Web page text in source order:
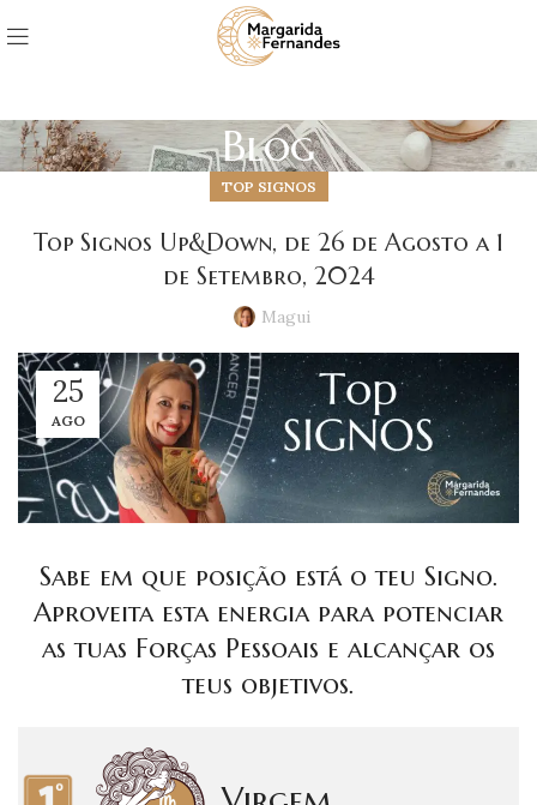
Blog
TOP SIGNOS
Top Signos Up&Down, de 26 de Agosto a 1
de Setembro, 2024
Magui
25
AGO
Sabe em que posição está o teu Signo.
Aproveita esta energia para potenciar
as tuas Forças Pessoais e alcançar os
teus objetivos.